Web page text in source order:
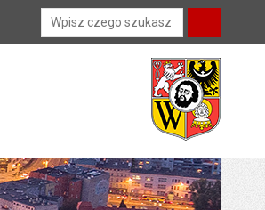
Wyszukiwarka